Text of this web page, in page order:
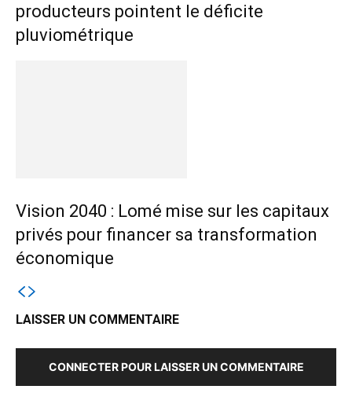
producteurs pointent le déficite
pluviométrique
Vision 2040 : Lomé mise sur les capitaux
privés pour financer sa transformation
économique
LAISSER UN COMMENTAIRE
CONNECTER POUR LAISSER UN COMMENTAIRE